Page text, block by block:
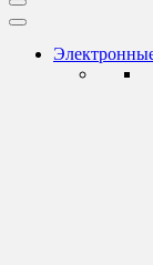
Primary
Menu